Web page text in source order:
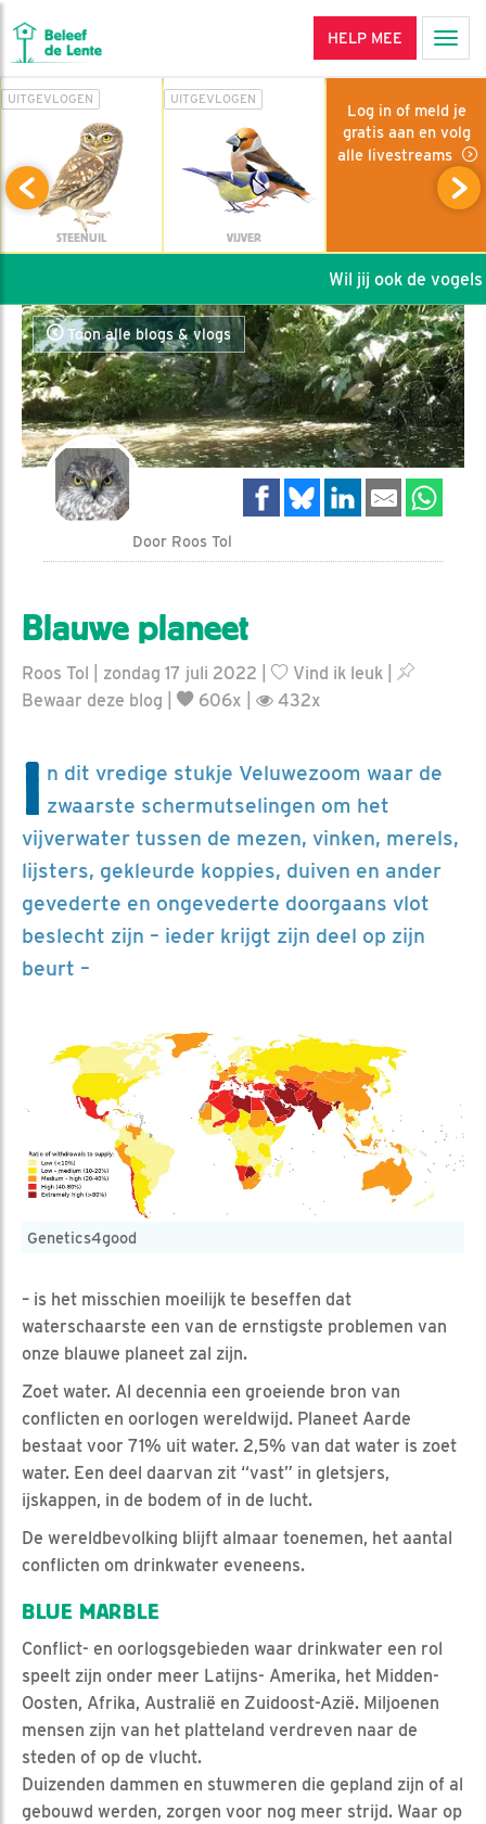
HELP MEE
UITGEVLOGEN
STEENUIL
UITGEVLOGEN
VIJVER
Log in of meld je
gratis aan en volg
alle livestreams
Wil jij ook de vogels
Toon alle blogs & vlogs
Door Roos Tol
Blauwe planeet
Roos Tol | zondag 17 juli 2022 | Vind ik leuk
Bewaar deze blog
606x | 432x
I n dit vredige stukje Veluwezoom waar de
zwaarste schermutselingen om het
vijverwater tussen de mezen, vinken, merels,
lijsters, gekleurde koppies, duiven en ander
gevederte en ongevederte doorgaans vlot
beslecht zijn – ieder krijgt zijn deel op zijn
beurt –
Genetics4good
– is het misschien moeilijk te beseffen dat
waterschaarste een van de ernstigste problemen van
onze blauwe planeet zal zijn.
Zoet water. Al decennia een groeiende bron van
conflicten en oorlogen wereldwijd. Planeet Aarde
bestaat voor 71% uit water. 2,5% van dat water is zoet
water. Een deel daarvan zit “vast” in gletsjers,
ijskappen, in de bodem of in de lucht.
De wereldbevolking blijft almaar toenemen, het aantal
conflicten om drinkwater eveneens.
BLUE MARBLE
Conflict- en oorlogsgebieden waar drinkwater een rol
speelt zijn onder meer Latijns- Amerika, het Midden-
Oosten, Afrika, Australië en Zuidoost-Azië. Miljoenen
mensen zijn van het platteland verdreven naar de
steden of op de vlucht.
Duizenden dammen en stuwmeren die gepland zijn of al
gebouwd werden, zorgen voor nog meer strijd. Waar op